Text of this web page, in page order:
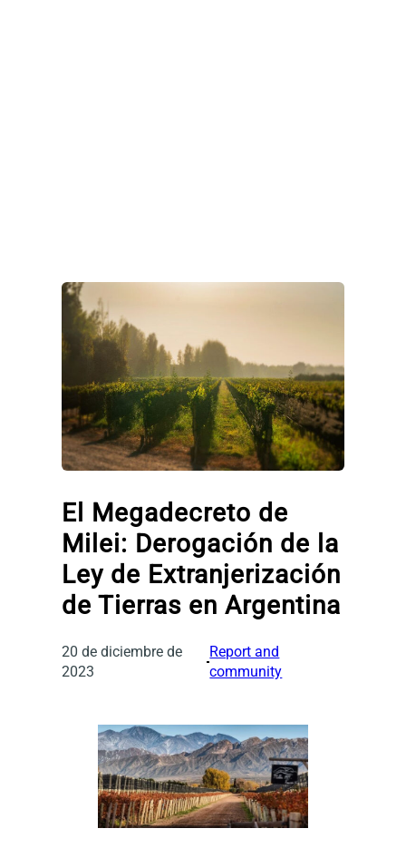
El Megadecreto de
Milei: Derogación de la
Ley de Extranjerización
de Tierras en Argentina
20 de diciembre de
2023
Report and
community